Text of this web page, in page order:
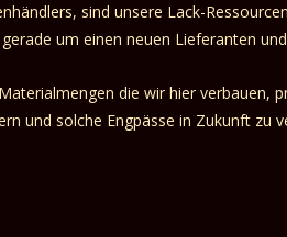
sind unsere Lack-
um einen neuen Lieferanten
die wir hier
und solche Engpässe in Zukunft zu